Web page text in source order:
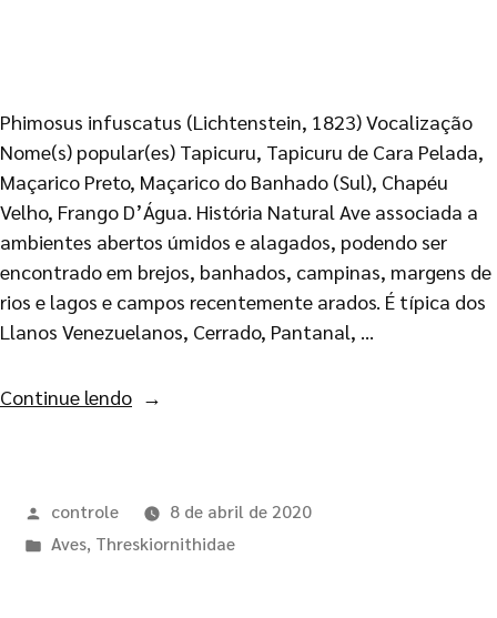
Phimosus infuscatus (Lichtenstein, 1823) Vocalização
Nome(s) popular(es) Tapicuru, Tapicuru de Cara Pelada,
Maçarico Preto, Maçarico do Banhado (Sul), Chapéu
Velho, Frango D’Água. História Natural Ave associada a
ambientes abertos úmidos e alagados, podendo ser
encontrado em brejos, banhados, campinas, margens de
rios e lagos e campos recentemente arados. É típica dos
Llanos Venezuelanos, Cerrado, Pantanal, …
Continue lendo
controle
8 de abril de 2020
Aves, Threskiornithidae